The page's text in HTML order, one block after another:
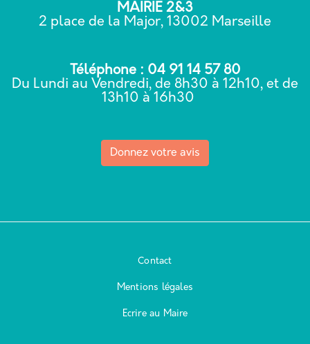
MAIRIE 2&3
2 place de la Major, 13002 Marseille
Téléphone : 04 91 14 57 80
Du Lundi au Vendredi, de 8h30 à 12h10, et de
13h10 à 16h30
Donnez votre avis
Contact
Mentions légales
Ecrire au Maire